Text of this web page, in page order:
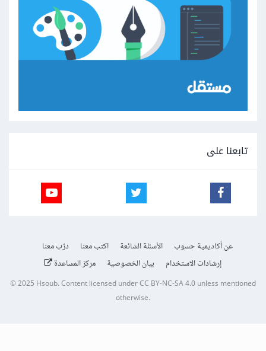
تابعنا على
عن أكاديمية حسوب الأسئلة الشائعة اكتب معنا
درّب معنا
إرشادات الاستخدام
بيان الخصوصية مركز المساعدة
© 2025 Hsoub.Content licensed underCC BY-NC-SA 4.0unless mentioned
otherwise.